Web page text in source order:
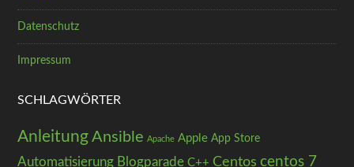
Datenschutz
Impressum
SCHLAGWÖRTER
Anleitung Ansible Apache Apple App Store
Automatisierung Blogparade C++ Centos centos 7